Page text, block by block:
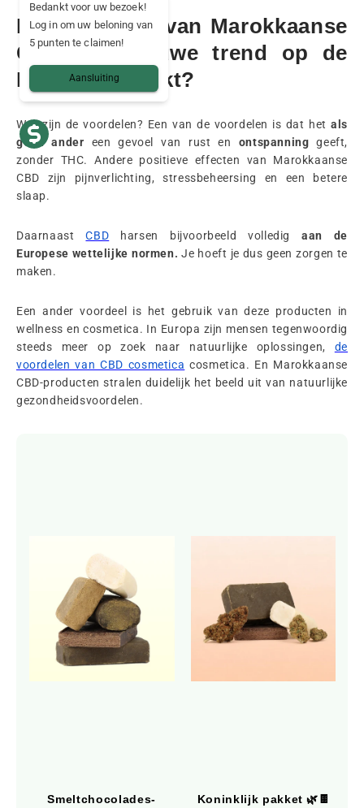
De voordelen van Marokkaanse
CBD: de nieuwe trend op de
Europese markt?
Wat zijn de voordelen? Een van de voordelen is dat hetals
geen ander een gevoel van rust en ontspanning geeft,
zonder THC. Andere positieve effecten van Marokkaanse
CBD zijn pijnverlichting, stressbeheersing en een betere
slaap.
DaarnaastCBD harsen bijvoorbeeld volledig aan de
Europese wettelijke normen.Je hoeft je dus geen zorgen te
maken.
Een ander voordeel is het gebruik van deze producten in
wellness en cosmetica. In Europa zijn mensen tegenwoordig
steeds meer op zoek naar natuurlijke oplossingen, de
voordelen van CBD cosmetica cosmetica. En Marokkaanse
CBD-producten stralen duidelijk het beeld uit van natuurlijke
gezondheidsvoordelen.
Smeltchocolades-
Koninklijk pakket 🌿🍫
Bedankt voor uw bezoek!
Log in om uw beloning van
5 punten te claimen!
Aansluiting